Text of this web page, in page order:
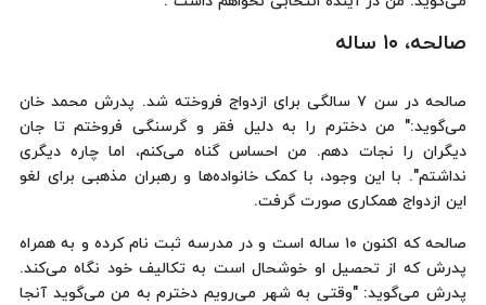
صالحه، ۱۰ ساله
صالحه در سن ۷ سالگی برای ازدواج فروخته شد. پدرش محمد خان
می‌گوید:" من دخترم را به دلیل فقر و گرسنگی فروختم تا جان
دیگران را نجات دهم. من احساس گناه می‌کنم، اما چاره دیگری
نداشتم". با این وجود، با کمک خانواده‌ها و رهبران مذهبی برای لغو
این ازدواج همکاری صورت گرفت.
صالحه که اکنون ۱۰ ساله است و در مدرسه ثبت نام کرده و به همراه
پدرش که از تحصیل او خوشحال است به تکالیف خود نگاه می‌کند.
پدرش می‌گوید: "وقتی به شهر می‌رویم دخترم به من می‌گوید آنجا